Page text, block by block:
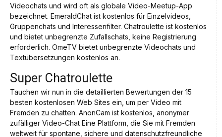
Videochats und wird oft als globale Video-Meetup-App
bezeichnet. EmeraldChat ist kostenlos für Einzelvideos,
Gruppenchats und Interessenfilter. Chatroulette ist kostenlos
und bietet unbegrenzte Zufallschats, keine Registrierung
erforderlich. OmeTV bietet unbegrenzte Videochats und
Textübersetzungen kostenlos an.
Super Chatroulette
Tauchen wir nun in die detaillierten Bewertungen der 15
besten kostenlosen Web Sites ein, um per Video mit
Fremden zu chatten. AnonCam ist kostenlos, anonymer
zufälliger Video-Chat Eine Plattform, die Sie mit Fremden
weltweit für spontane, sichere und datenschutzfreundliche